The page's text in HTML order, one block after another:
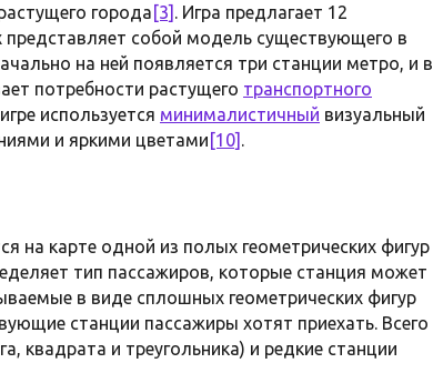
города [3] . Игра предлагает 12
собой модель существующего в
на ней появляется три станции метро, и в
потребности растущего транспортного
используется минималистичный визуальный
и яркими цветами [10] .
на карте одной из полых геометрических фигур
тип пассажиров, которые станция может
в виде сплошных геометрических фигур
станции пассажиры хотят приехать. Всего
квадрата и треугольника) и редкие станции